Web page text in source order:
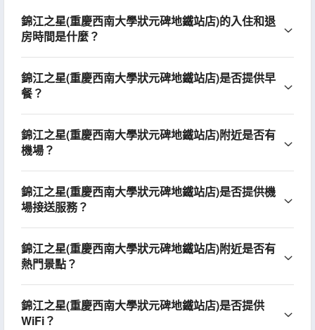
錦江之星(重慶西南大學狀元碑地鐵站店)的入住和退
房時間是什麼？
錦江之星(重慶西南大學狀元碑地鐵站店)是否提供早
餐？
錦江之星(重慶西南大學狀元碑地鐵站店)附近是否有
機場？
錦江之星(重慶西南大學狀元碑地鐵站店)是否提供機
場接送服務？
錦江之星(重慶西南大學狀元碑地鐵站店)附近是否有
熱門景點？
錦江之星(重慶西南大學狀元碑地鐵站店)是否提供
WiFi？